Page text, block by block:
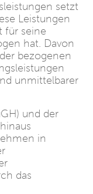
setzt
Leistungen
für seine
hat. Davon
bezogenen
unmittelbarer
und der
in
das